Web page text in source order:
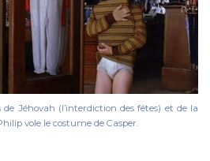
Jéhovah (l’interdiction des fêtes) et de la
vole le costume de Casper.